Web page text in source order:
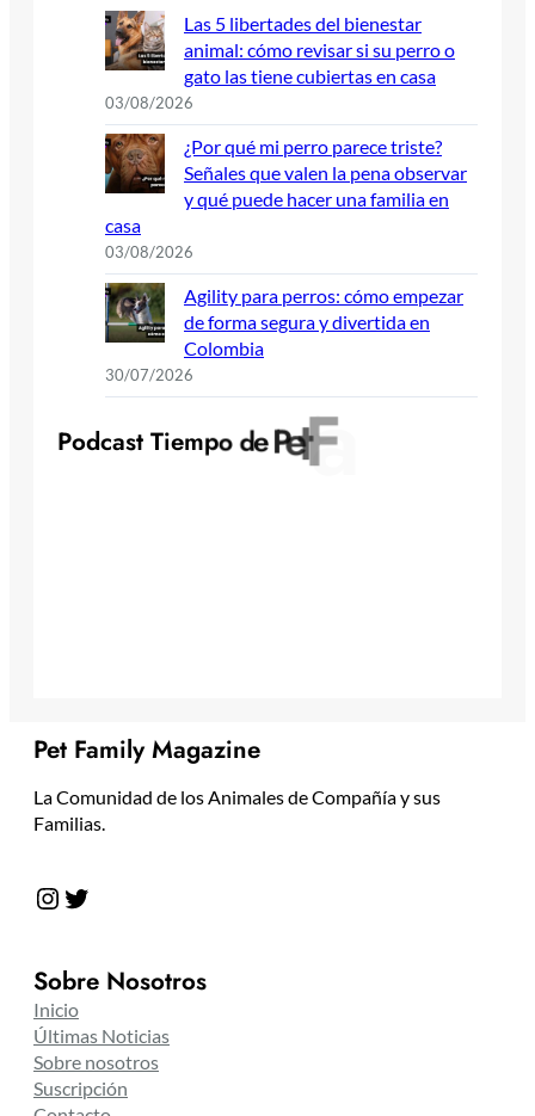
Las 5 libertades del bienestar
animal: cómo revisar si su perro o
gato las tiene cubiertas en casa
03/08/2026
¿Por qué mi perro parece triste?
Señales que valen la pena observar
y qué puede hacer una familia en
casa
03/08/2026
Agility para perros: cómo empezar
de forma segura y divertida en
Colombia
30/07/2026
Podcast Tiempo de Pet Fa
Pet Family Magazine
La Comunidad de los Animales de Compañía y sus
Familias.
Instagram Twitter
Sobre Nosotros
Inicio
Últimas Noticias
Sobre nosotros
Suscripción